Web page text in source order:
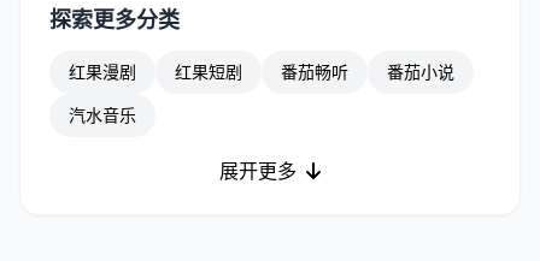
探索更多分类
红果漫剧 红果短剧 番茄畅听
番茄小说
汽水音乐
展开更多